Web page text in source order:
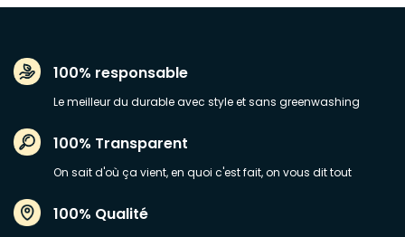
100% responsable
Le meilleur du durable avec style et sans greenwashing
100% Transparent
On sait d'où ça vient, en quoi c'est fait, on vous dit tout
100% Qualité